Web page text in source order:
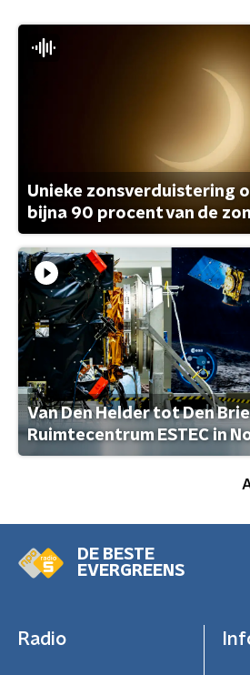
Unieke zonsverduistering
bijna 90 procent van de
Van Den Helder tot Den
Ruimtecentrum ESTEC in
DE BESTE
EVERGREENS
Radio